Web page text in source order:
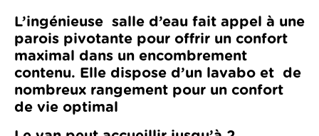
L’ingénieuse salle d’eau fait appel à une
parois pivotante pour offrir un confort
maximal dans un encombrement
contenu. Elle dispose d’un lavabo et de
nombreux rangement pour un confort
de vie optimal